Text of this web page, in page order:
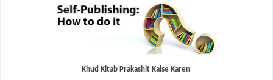
Khud Kitab Prakashit Kaise Karen